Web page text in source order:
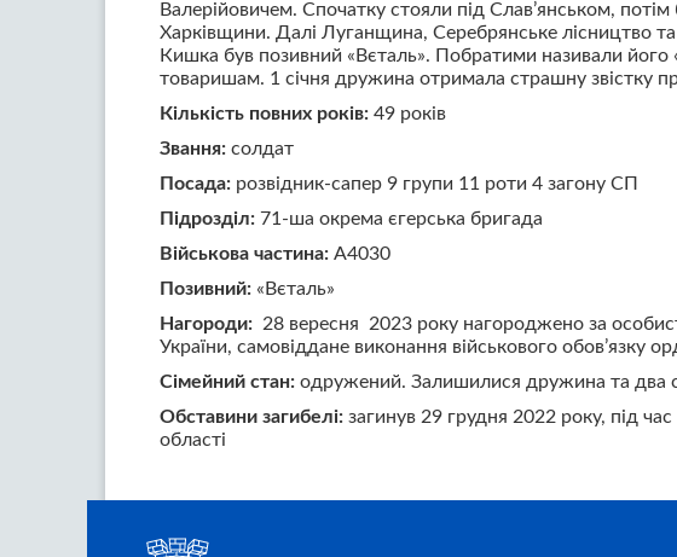
Валерійовичем. Спочатку стояли під Слав’янськом,
Харківщини. Далі Луганщина, Серебрянське лісництво
Кишка був позивний «Вєталь». Побратими називали його
товаришам. 1 січня дружина отримала страшну звістку
Кількість повних років: 49 років
Звання: солдат
Посада: розвідник-сапер 9 групи 11 роти 4 загону СП
Підрозділ: 71-ша окрема єгерська бригада
Військова частина: А4030
Позивний: «Вєталь»
Нагороди: 28 вересня 2023 року нагороджено за
України, самовіддане виконання військового обов’язку
Сімейний стан: одружений. Залишилися дружина та два
Обставини загибелі: загинув 29 грудня 2022 року, під
області